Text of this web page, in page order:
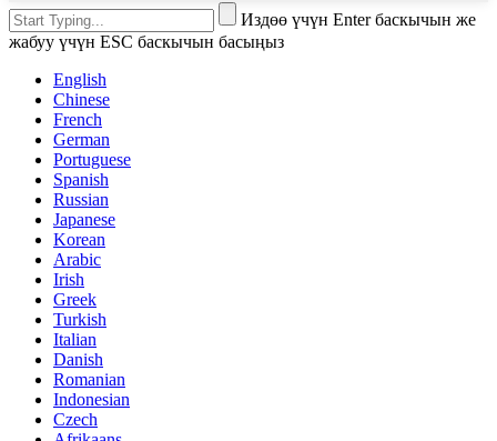
Издөө үчүн Enter баскычын же
жабуу үчүн ESC баскычын басыңыз
English
Chinese
French
German
Portuguese
Spanish
Russian
Japanese
Korean
Arabic
Irish
Greek
Turkish
Italian
Danish
Romanian
Indonesian
Czech